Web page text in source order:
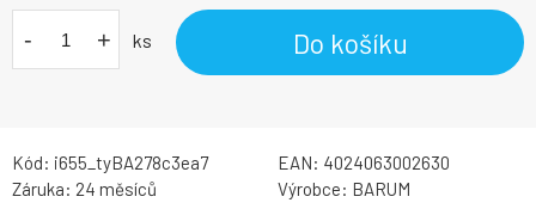
- + ks Do košíku
Kód: i655_tyBA278c3ea7 EAN: 4024063002630
Záruka: 24 měsíců Výrobce: BARUM